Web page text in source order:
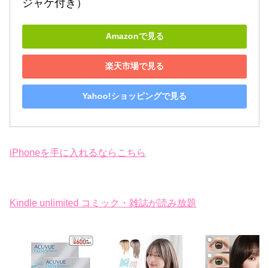
ジャケ付き）
Amazonで見る
楽天市場で見る
Yahoo!ショッピングで見る
iPhoneを手に入れるならこちら
Kindle unlimited コミック・雑誌が読み放題